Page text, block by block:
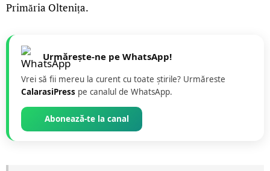
Primăria Oltenița.
Urmărește-ne pe WhatsApp!
Vrei să fii mereu la curent cu toate știrile? Urmăreste
CalarasiPress pe canalul de WhatsApp.
Abonează-te la canal